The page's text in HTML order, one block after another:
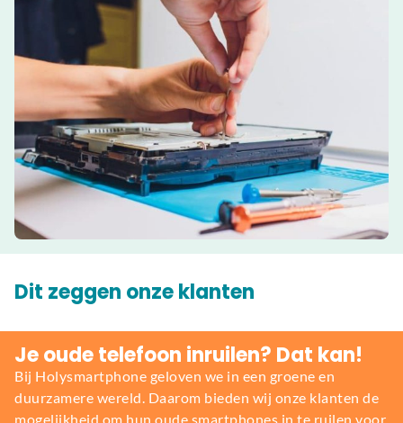
Dit zeggen onze klanten
Je oude telefoon inruilen? Dat kan!
Bij Holysmartphone geloven we in een groene en
duurzamere wereld. Daarom bieden wij onze klanten de
mogelijkheid om hun oude smartphones in te ruilen voor